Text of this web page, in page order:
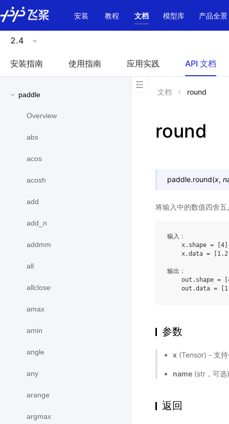
\u200E
安装
教程 文档 模型库 产品全景
2.4
安装指南 使用指南 应用实践 API 文档
paddle
Overview
abs
acos
acosh
add
add_n
addmm
all
allclose
amax
amin
angle
any
arange
argmax
文档 round
round
paddle.round(x,
将输入中的数值四舍
输入：
    x.shape = [4]
x.data =
输出：
out.shape =
参数
x (Tensor) - 支
name (str，可
返回